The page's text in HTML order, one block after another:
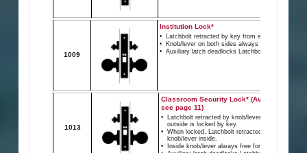
ッチは、レバー/ドアノブの位置を監視しま
す。
D
LM – ラッチボルトのモニタリング
ラッチボルト監視は、ラッチボルトの位置
を監視するSPDTスイッチです。
1-3/8″ (35mm) ~ 2-1/2″ (64mm) 鉄
製ドア。
1-3/4″ (45mm) ~ 2-1/2″ (64mm) 木
製ドア。
面取りドア
自動調整ケース